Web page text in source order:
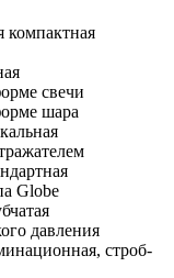
свечи
шара
Globe
давления
строб-